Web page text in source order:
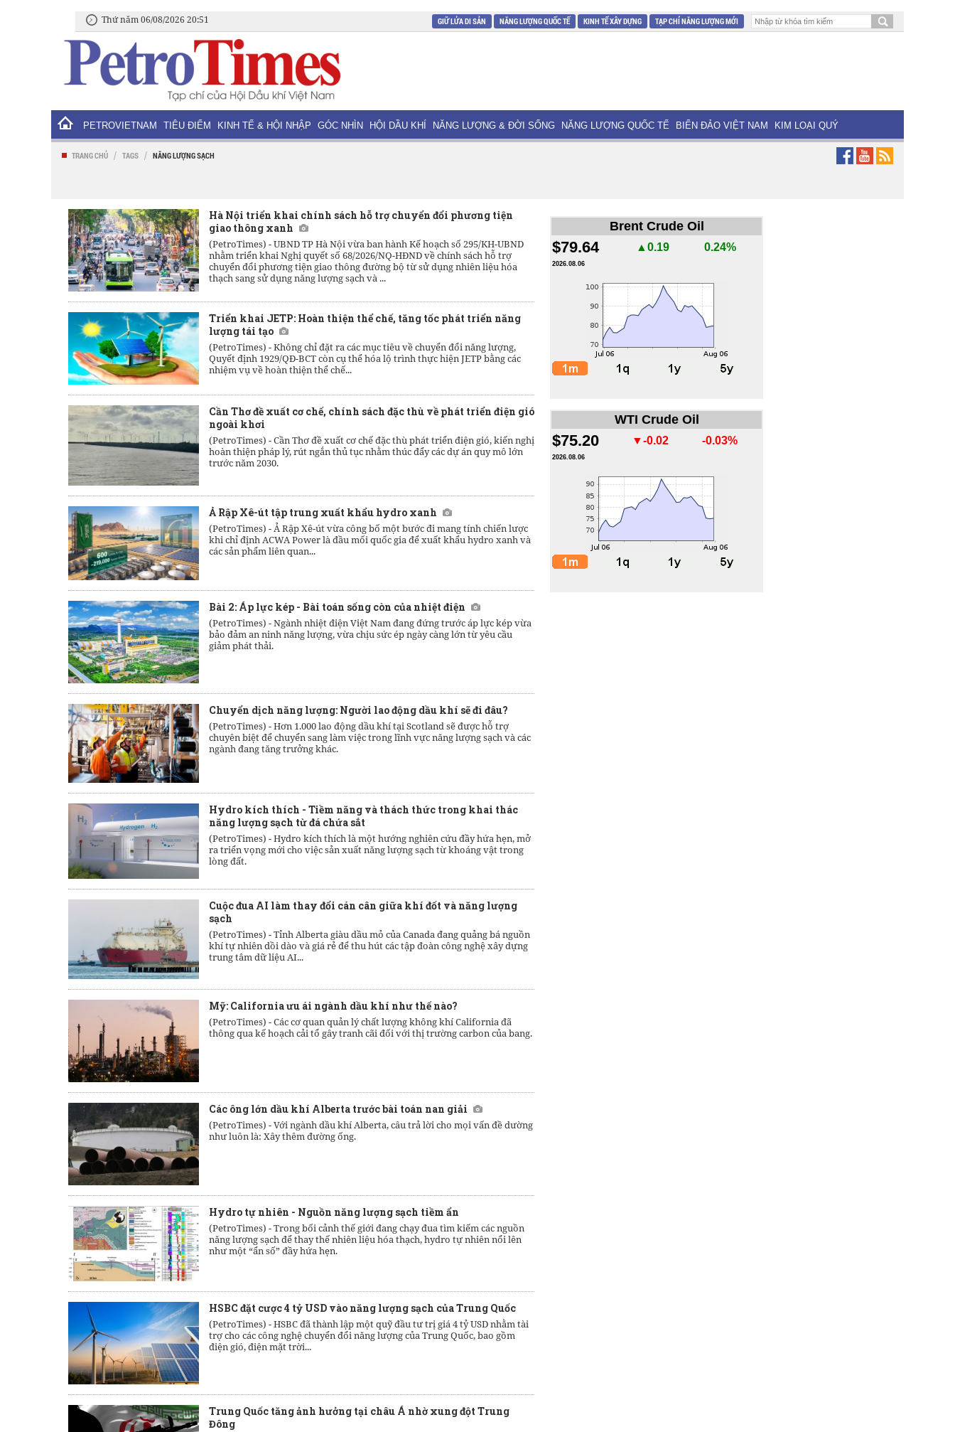
Thứ năm 06/08/2026 20:51 GIỮ LỬA DI SẢN NĂNG LƯỢNG QUỐC TẾ KINH TẾ XÂY DỰNG TẠP CHÍ NĂNG LƯỢNG MỚI
PETROVIETNAM TIÊU ĐIỂM KINH TẾ & HỘI NHẬP GÓC NHÌN HỘI DẦU KHÍ NĂNG LƯỢNG & ĐỜI SỐNG NĂNG LƯỢNG QUỐC TẾ BIỂN ĐẢO VIỆT NAM KIM LOẠI QUÝ
TRANG CHỦ / TAGS / NĂNG LƯỢNG SẠCH
Hà Nội triển khai chính sách hỗ trợ chuyển đổi phương tiện
giao thông xanh
(PetroTimes) -UBND TP Hà Nội vừa ban hành Kế hoạch số 295/KH-UBND
nhằm triển khai Nghị quyết số 68/2026/NQ-HĐND về chính sách hỗ trợ
chuyển đổi phương tiện giao thông đường bộ từ sử dụng nhiên liệu hóa
thạch sang sử dụng năng lượng sạch và ...
Triển khai JETP: Hoàn thiện thể chế, tăng tốc phát triển năng
lượng tái tạo
(PetroTimes) -Không chỉ đặt ra các mục tiêu về chuyển đổi năng lượng,
Quyết định 1929/QĐ-BCT còn cụ thể hóa lộ trình thực hiện JETP bằng các
nhiệm vụ về hoàn thiện thể chế...
Cần Thơ đề xuất cơ chế, chính sách đặc thù về phát triển điện gió
ngoài khơi
(PetroTimes) -Cần Thơ đề xuất cơ chế đặc thù phát triển điện gió, kiến nghị
hoàn thiện pháp lý, rút ngắn thủ tục nhằm thúc đẩy các dự án quy mô lớn
trước năm 2030.
Ả Rập Xê-út tập trung xuất khẩu hydro xanh
(PetroTimes) -Ả Rập Xê-út vừa công bố một bước đi mang tính chiến lược
khi chỉ định ACWA Power là đầu mối quốc gia để xuất khẩu hydro xanh và
các sản phẩm liên quan...
Bài 2: Áp lực kép - Bài toán sống còn của nhiệt điện
(PetroTimes) -Ngành nhiệt điện Việt Nam đang đứng trước áp lực kép vừa
bảo đảm an ninh năng lượng, vừa chịu sức ép ngày càng lớn từ yêu cầu
giảm phát thải.
Chuyển dịch năng lượng: Người lao động dầu khí sẽ đi đâu?
(PetroTimes) -Hơn 1.000 lao động dầu khí tại Scotland sẽ được hỗ trợ
chuyên biệt để chuyển sang làm việc trong lĩnh vực năng lượng sạch và các
ngành đang tăng trưởng khác.
Hydro kích thích - Tiềm năng và thách thức trong khai thác
năng lượng sạch từ đá chứa sắt
(PetroTimes) -Hydro kích thích là một hướng nghiên cứu đầy hứa hẹn, mở
ra triển vọng mới cho việc sản xuất năng lượng sạch từ khoáng vật trong
lòng đất.
Cuộc đua AI làm thay đổi cán cân giữa khí đốt và năng lượng
sạch
(PetroTimes) -Tỉnh Alberta giàu dầu mỏ của Canada đang quảng bá nguồn
khí tự nhiên dồi dào và giá rẻ để thu hút các tập đoàn công nghệ xây dựng
trung tâm dữ liệu AI...
Mỹ: California ưu ái ngành dầu khí như thế nào?
(PetroTimes) -Các cơ quan quản lý chất lượng không khí California đã
thông qua kế hoạch cải tổ gây tranh cãi đối với thị trường carbon của bang.
Các ông lớn dầu khí Alberta trước bài toán nan giải
(PetroTimes) -Với ngành dầu khí Alberta, câu trả lời cho mọi vấn đề dường
như luôn là: Xây thêm đường ống.
Hydro tự nhiên - Nguồn năng lượng sạch tiềm ẩn
(PetroTimes) -Trong bối cảnh thế giới đang chạy đua tìm kiếm các nguồn
năng lượng sạch để thay thế nhiên liệu hóa thạch, hydro tự nhiên nổi lên
như một “ẩn số” đầy hứa hẹn.
HSBC đặt cược 4 tỷ USD vào năng lượng sạch của Trung Quốc
(PetroTimes) -HSBC đã thành lập một quỹ đầu tư trị giá 4 tỷ USD nhằm tài
trợ cho các công nghệ chuyển đổi năng lượng của Trung Quốc, bao gồm
điện gió, điện mặt trời...
Trung Quốc tăng ảnh hưởng tại châu Á nhờ xung đột Trung
Đông
Brent Crude Oil
$79.64 ▲0.19 0.24%
2026.08.06
WTI Crude Oil
$75.20 ▼-0.02 -0.03%
2026.08.06